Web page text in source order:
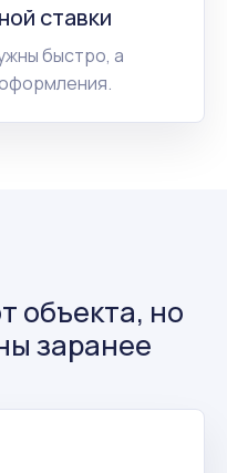
ставки
быстро, а
объекта, но
заранее